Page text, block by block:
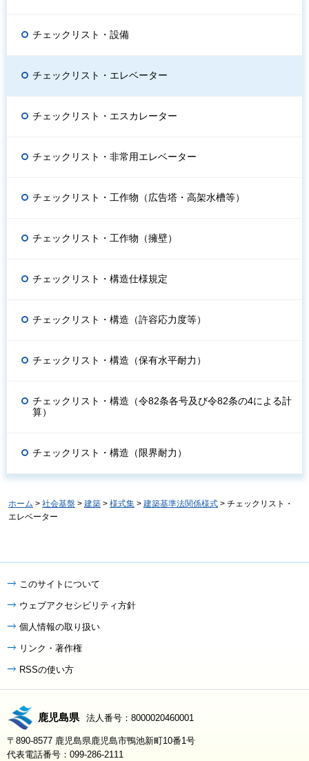
チェックリスト・設備
チェックリスト・エレベーター
チェックリスト・エスカレーター
チェックリスト・非常用エレベーター
チェックリスト・工作物（広告塔・高架水槽等）
チェックリスト・工作物（擁壁）
チェックリスト・構造仕様規定
チェックリスト・構造（許容応力度等）
チェックリスト・構造（保有水平耐力）
チェックリスト・構造（令82条各号及び令82条の4による計
算）
チェックリスト・構造（限界耐力）
ホーム > 社会基盤 > 建築 > 様式集 > 建築基準法関係様式 > チェックリスト・
エレベーター
このサイトについて
ウェブアクセシビリティ方針
個人情報の取り扱い
リンク・著作権
RSSの使い方
鹿児島県 法人番号：8000020460001
〒890-8577 鹿児島県鹿児島市鴨池新町10番1号
代表電話番号：099-286-2111